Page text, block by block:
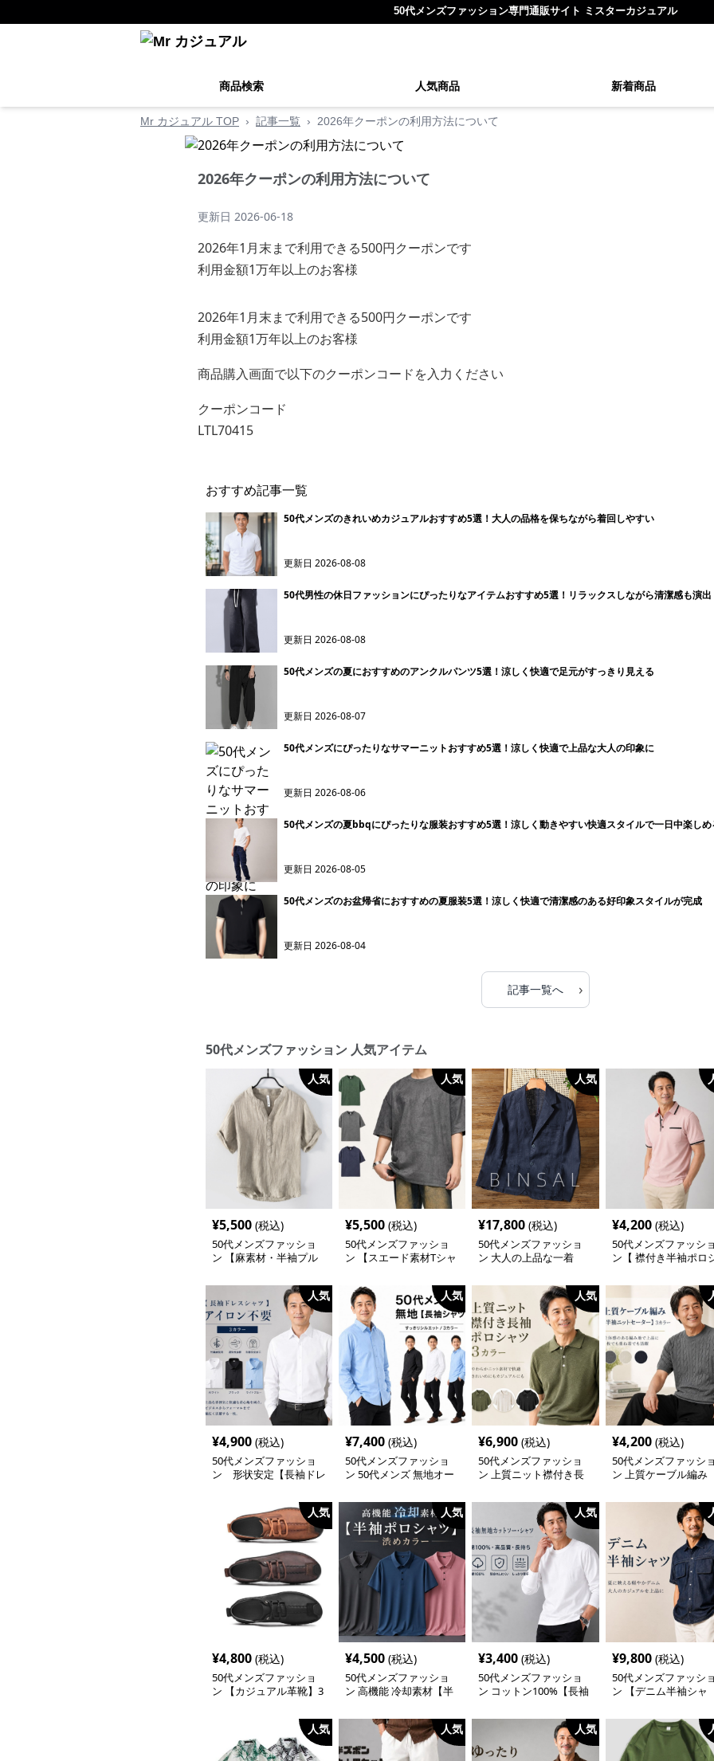
50代メンズファッション専門通販サイト ミスターカジュアル
商品検索 人気商品 新着商品
Mr カジュアル TOP › 記事一覧 › 2026年クーポンの利用方法について
2026年クーポンの利用方法について
更新日 2026-06-18
2026年1月末まで利用できる500円クーポンです
利用金額1万年以上のお客様
2026年1月末まで利用できる500円クーポンです
利用金額1万年以上のお客様
商品購入画面で以下のクーポンコードを入力ください
クーポンコード
LTL70415
おすすめ記事一覧
50代メンズのきれいめカジュアルおすすめ5選！大人の品格を保ちながら着回しやすい
更新日2026-08-08
50代男性の休日ファッションにぴったりなアイテムおすすめ5選！リラックスしながら清潔感も演出
更新日2026-08-08
50代メンズの夏におすすめのアンクルパンツ5選！涼しく快適で足元がすっきり見える
更新日2026-08-07
50代メンズにぴったりなサマーニットおすすめ5選！涼しく快適で上品な大人の印象に
更新日2026-08-06
50代メンズの夏bbqにぴったりな服装おすすめ5選！涼しく動きやすい快適スタイルで一日中楽しめ
更新日2026-08-05
50代メンズのお盆帰省におすすめの夏服装5選！涼しく快適で清潔感のある好印象スタイルが完成
更新日2026-08-04
記事一覧へ ›
50代メンズファッション 人気アイテム
人気
¥5,500 (税込)
50代メンズファッショ
ン 【麻素材・半袖プル
し・襟ありの2タイプ
人気
¥5,500 (税込)
50代メンズファッショ
ン 【スエード素材Tシャ
人気
¥17,800 (税込)
50代メンズファッショ
ン 大人の上品な一着
ケット】
¥4,200 (税込)
50代メンズファッシ
ン【 襟付き半袖ポロ
しゃれな一枚
人気
¥4,900 (税込)
50代メンズファッショ
ン 形状安定【長袖ドレ
人気
¥7,400 (税込)
50代メンズファッショ
ン 50代メンズ 無地オー
ツ】 全3色
人気
¥6,900 (税込)
50代メンズファッショ
ン 上質ニット襟付き長
¥4,200 (税込)
50代メンズファッシ
ン 上質ケーブル編み
3カラー
人気
¥4,800 (税込)
50代メンズファッショ
ン 【カジュアル革靴】3
人気
¥4,500 (税込)
50代メンズファッショ
ン 高機能 冷却素材【半
ー
人気
¥3,400 (税込)
50代メンズファッショ
ン コットン100%【長袖
ツ】
¥9,800 (税込)
50代メンズファッシ
ン 【デニム半袖シャ
人気 人気 人気